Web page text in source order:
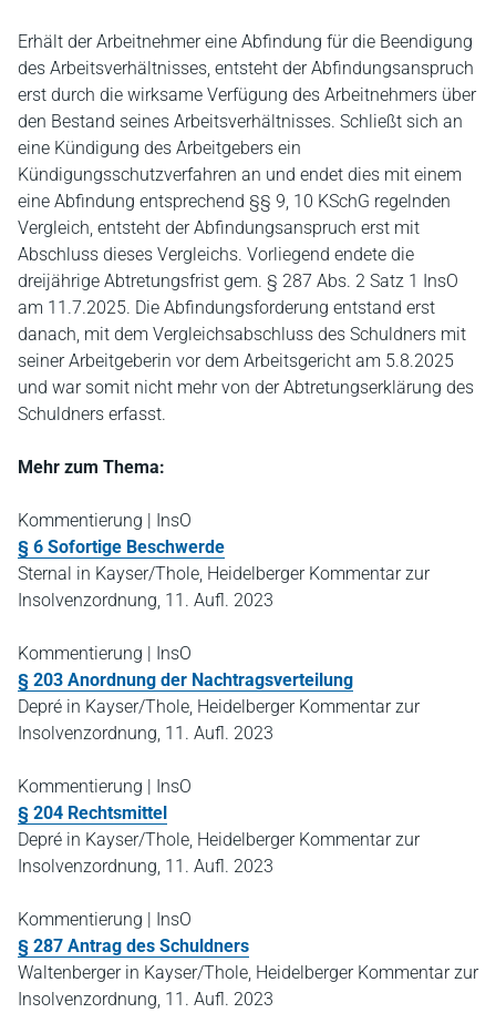
Erhält der Arbeitnehmer eine Abfindung für die Beendigung
des Arbeitsverhältnisses, entsteht der Abfindungsanspruch
erst durch die wirksame Verfügung des Arbeitnehmers über
den Bestand seines Arbeitsverhältnisses. Schließt sich an
eine Kündigung des Arbeitgebers ein
Kündigungsschutzverfahren an und endet dies mit einem
eine Abfindung entsprechend §§ 9, 10 KSchG regelnden
Vergleich, entsteht der Abfindungsanspruch erst mit
Abschluss dieses Vergleichs. Vorliegend endete die
dreijährige Abtretungsfrist gem. § 287 Abs. 2 Satz 1 InsO
am 11.7.2025. Die Abfindungsforderung entstand erst
danach, mit dem Vergleichsabschluss des Schuldners mit
seiner Arbeitgeberin vor dem Arbeitsgericht am 5.8.2025
und war somit nicht mehr von der Abtretungserklärung des
Schuldners erfasst.
Mehr zum Thema:
Kommentierung | InsO
§ 6 Sofortige Beschwerde
Sternal in Kayser/Thole, Heidelberger Kommentar zur
Insolvenzordnung, 11. Aufl. 2023
Kommentierung | InsO
§ 203 Anordnung der Nachtragsverteilung
Depré in Kayser/Thole, Heidelberger Kommentar zur
Insolvenzordnung, 11. Aufl. 2023
Kommentierung | InsO
§ 204 Rechtsmittel
Depré in Kayser/Thole, Heidelberger Kommentar zur
Insolvenzordnung, 11. Aufl. 2023
Kommentierung | InsO
§ 287 Antrag des Schuldners
Waltenberger in Kayser/Thole, Heidelberger Kommentar zur
Insolvenzordnung, 11. Aufl. 2023